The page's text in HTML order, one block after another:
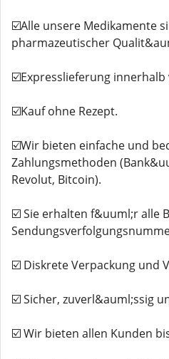
☑️Alle unsere Medikamente
pharmazeutischer
☑️Expresslieferung innerhalb
☑️Kauf ohne Rezept.
☑️Wir bieten einfache und
Zahlungsmethoden
Revolut, Bitcoin).
☑️ Sie erhalten f&uuml;r alle
☑️ Diskrete Verpackung und
☑️ Sicher, zuverl&auml;ssig
☑️ Wir bieten allen Kunden